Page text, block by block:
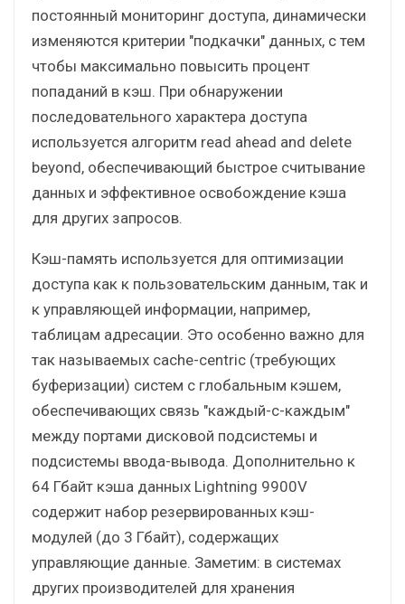
постоянный мониторинг доступа, динамически
изменяются критерии "подкачки" данных, с тем
чтобы максимально повысить процент
попаданий в кэш. При обнаружении
последовательного характера доступа
используется алгоритм read ahead and delete
beyond, обеспечивающий быстрое считывание
данных и эффективное освобождение кэша
для других запросов.
Кэш-память используется для оптимизации
доступа как к пользовательским данным, так и
к управляющей информации, например,
таблицам адресации. Это особенно важно для
так называемых cache-centric (требующих
буферизации) систем с глобальным кэшем,
обеспечивающих связь "каждый-с-каждым"
между портами дисковой подсистемы и
подсистемы ввода-вывода. Дополнительно к
64 Гбайт кэша данных Lightning 9900V
содержит набор резервированных кэш-
модулей (до 3 Гбайт), содержащих
управляющие данные. Заметим: в системах
других производителей для хранения